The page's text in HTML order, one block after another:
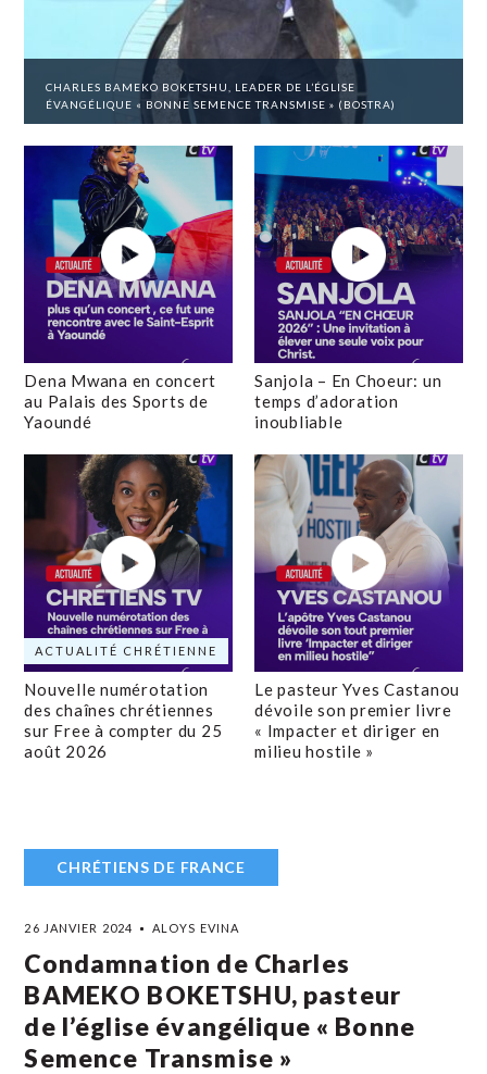
CHARLES BAMEKO BOKETSHU, LEADER DE L’ÉGLISE
ÉVANGÉLIQUE « BONNE SEMENCE TRANSMISE » (BOSTRA)
Dena Mwana en concert
au Palais des Sports de
Yaoundé
Sanjola – En Choeur: un
temps d’adoration
inoubliable
ACTUALITÉ CHRÉTIENNE
Nouvelle numérotation
des chaînes chrétiennes
sur Free à compter du 25
août 2026
Le pasteur Yves Castanou
dévoile son premier livre
« Impacter et diriger en
milieu hostile »
CHRÉTIENS DE FRANCE
26 JANVIER 2024 ALOYS EVINA
Condamnation de Charles
BAMEKO BOKETSHU, pasteur
de l’église évangélique « Bonne
Semence Transmise »